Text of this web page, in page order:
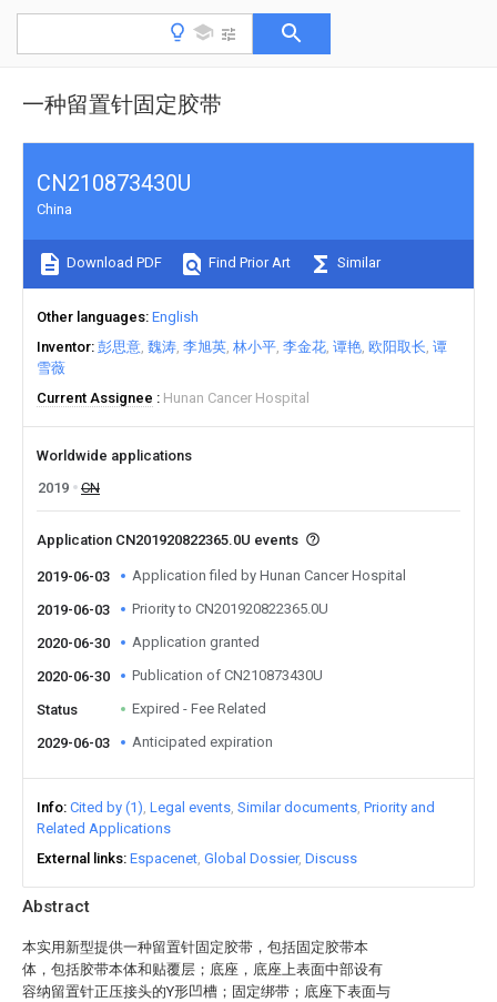
一种留置针固定胶带
Abstract
本实用新型提供一种留置针固定胶带，包括固定胶带本
体，包括胶带本体和贴覆层；底座，底座上表面中部设有
容纳留置针正压接头的Y形凹槽；固定绑带；底座下表面与
CN210873430U
China
Download PDF Find Prior Art Similar
Other languages English
Inventor 彭思意 魏涛 李旭英 林小平 李金花 谭艳 欧阳取长 谭
雪薇
Current Assignee
Hunan Cancer Hospital
Worldwide applications
2019
CN
Application CN201920822365.0U events
2019-06-03 Application filed by Hunan Cancer Hospital
2019-06-03 Priority to CN201920822365.0U
2020-06-30 Application granted
2020-06-30 Publication of CN210873430U
Status Expired - Fee Related
2029-06-03 Anticipated expiration
Info Cited by (1) Legal events Similar documents Priority and
Related Applications
External links Espacenet Global Dossier Discuss